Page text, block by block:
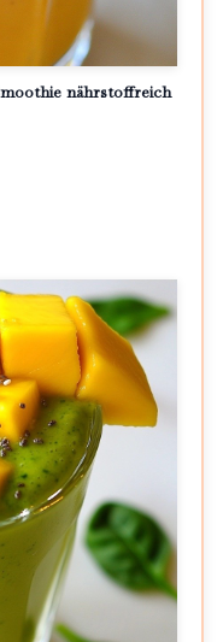
nährstoffreich